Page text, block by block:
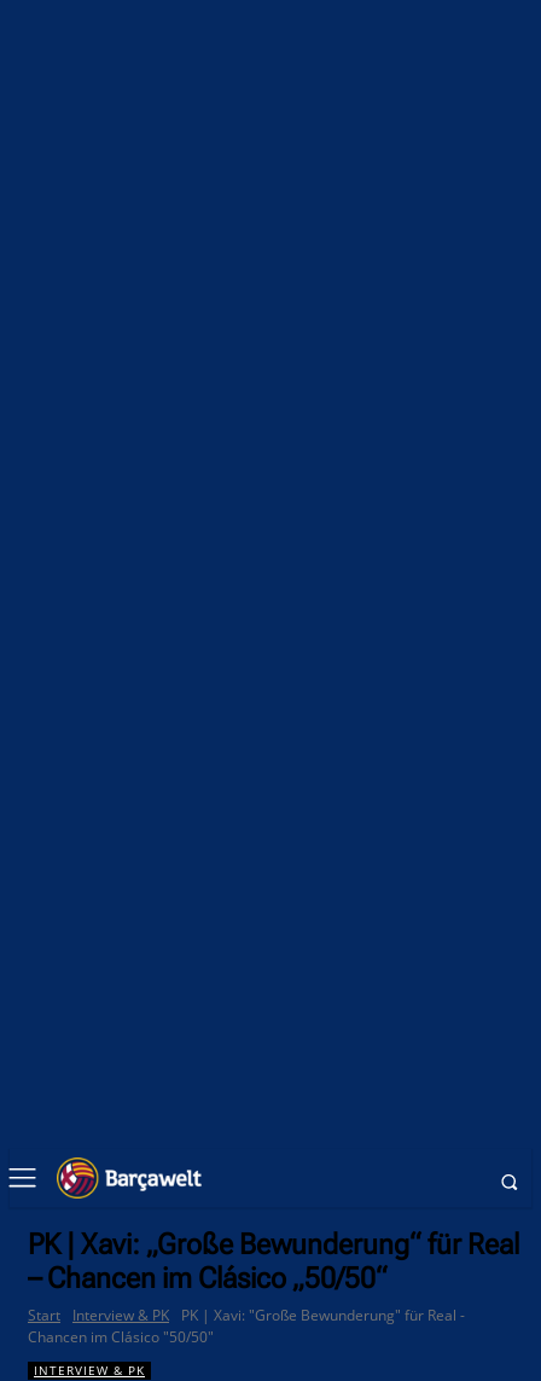
PK | Xavi: „Große Bewunderung“ für Real
– Chancen im Clásico „50/50“
Start Interview & PK
PK | Xavi: "Große Bewunderung" für Real -
Chancen im Clásico "50/50"
INTERVIEW & PK